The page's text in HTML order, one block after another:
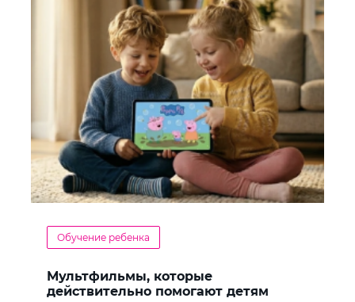
Обучение ребенка
Мультфильмы, которые
действительно помогают детям